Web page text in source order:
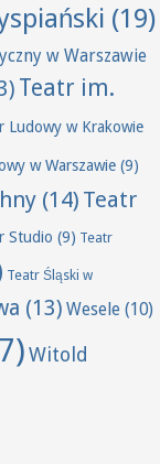
(19)
w Warszawie
Teatr im.
Ludowy w Krakowie
w Warszawie (9)
(14) Teatr
Studio (9) Teatr
Teatr Śląski w
(13) Wesele (10)
Witold